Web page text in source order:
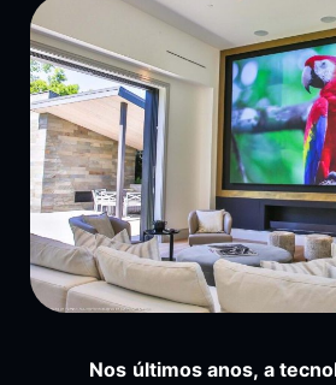
Nos últimos anos, a